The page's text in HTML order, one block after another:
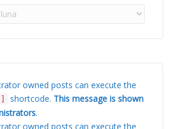
owned posts can execute the
shortcode. This message is shown
.
owned posts can execute the